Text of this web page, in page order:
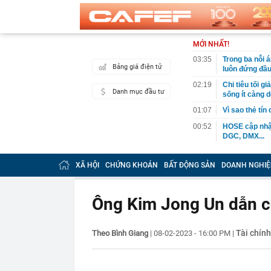
Bảng giá điện tử
Danh mục đầu tư
MỚI NHẤT!
03:35
Trong ba nỗi
luôn đứng
02:19
Chi tiêu tối
sống ít càng
01:07
Vì sao thẻ tín
00:52
HOSE cập
DGC, DMX...
00:12
Tiền lớn bất
phiếu Việt
00:05
Một doanh
00:04
Một yếu tố
sau bác sĩ
XÃ HỘI CHỨNG KHOÁN BẤT ĐỘNG SẢN DOANH
Ông Kim Jong Un dẫn
Theo Bình Giang | 08-02-2023 - 16:00 PM | Tài